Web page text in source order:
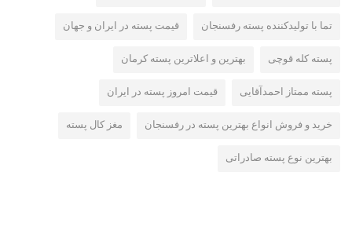
تما با تولیدکننده پسته رفسنجان قیمت پسته در ایران و جهان
پسته کله قوچی بهترین و اعلاترین پسته کرمان
پسته ممتاز احمدآقایی قیمت امروز پسته در ایران
خرید و فروش انواع بهترین پسته در رفسنجان مغز کال پسته
بهترین نوع پسته صادراتی